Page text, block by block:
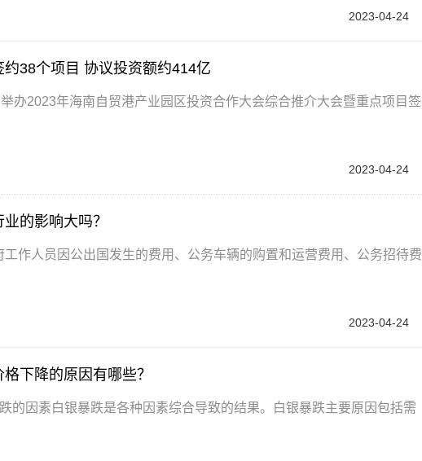
2023-04-24
38个项目 协议投资额约414亿
办2023年海南自贸港产业园区投资合作大会综合推介大会暨重点项目签
2023-04-24
的影响大吗？
作人员因公出国发生的费用、公务车辆的购置和运营费用、公务招待费
2023-04-24
下降的原因有哪些？
的因素白银暴跌是各种因素综合导致的结果。白银暴跌主要原因包括需